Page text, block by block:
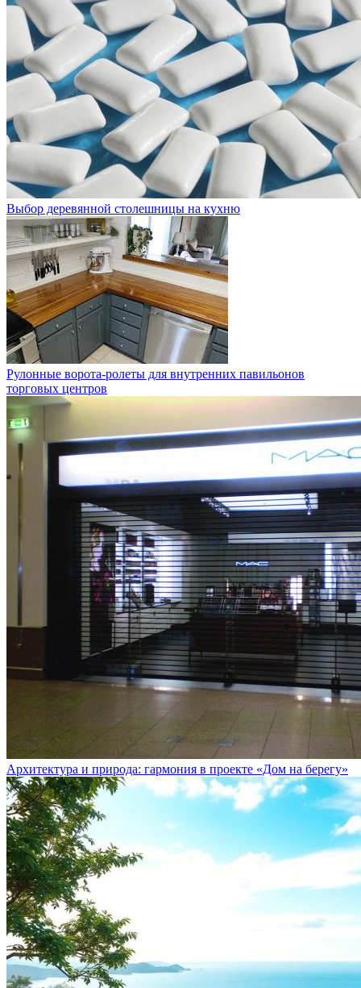
Выбор деревянной столешницы на кухню
Рулонные ворота-ролеты для внутренних павильонов
торговых центров
Архитектура и природа: гармония в проекте «Дом на берегу»